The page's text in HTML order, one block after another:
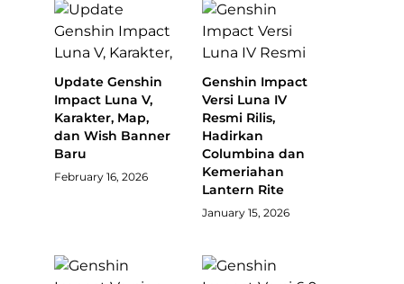
Update Genshin
Impact Luna V,
Karakter, Map,
dan Wish Banner
Baru
February 16, 2026
Genshin Impact
Versi Luna IV
Resmi Rilis,
Hadirkan
Columbina dan
Kemeriahan
Lantern Rite
January 15, 2026